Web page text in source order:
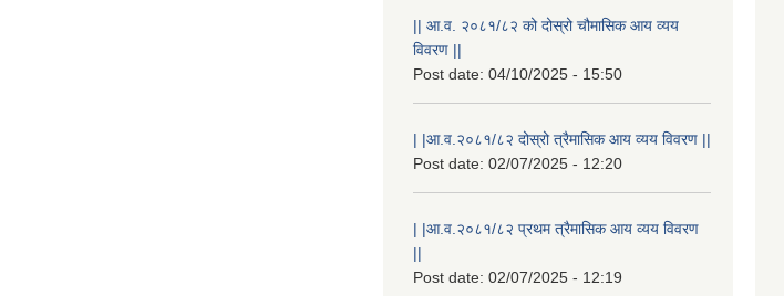
|| आ.व. २०८१/८२ को दोस्रो चौमासिक आय व्यय
विवरण ||
Post date: 04/10/2025 - 15:50
| |आ.व.२०८१/८२ दोस्रो त्रैमासिक आय व्यय विवरण ||
Post date: 02/07/2025 - 12:20
| |आ.व.२०८१/८२ प्रथम त्रैमासिक आय व्यय विवरण
||
Post date: 02/07/2025 - 12:19